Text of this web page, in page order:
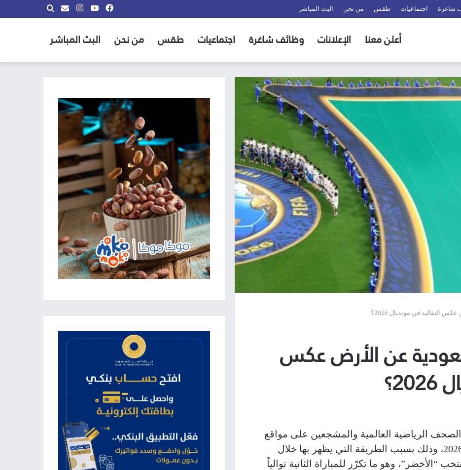
شاغرة اجتماعيات طقس من نحن البث المباشر بحث
info@almadina.tvانستقراميوتيوب
فيسبوك
أعلن معنا الإعلانات وظائف شاغرة اجتماعيات طقس من نحن البث المباشر
التقاليد في مونديال 2026؟
عن الأرض عكس
الرياضية العالمية والمشجعين على مواقع
التواصل الاجتماعي في كأس العالم 2026، وذلك بسبب الطريقة التي يظهر بها خلال
“الأخضر”، وهو ما تكرّر للمباراة الثانية توالياً